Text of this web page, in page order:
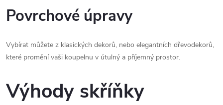
Povrchové úpravy
Vybírat můžete z klasických dekorů, nebo elegantních dřevodekorů,
které promění vaši koupelnu v útulný a příjemný prostor.
Výhody skříňky